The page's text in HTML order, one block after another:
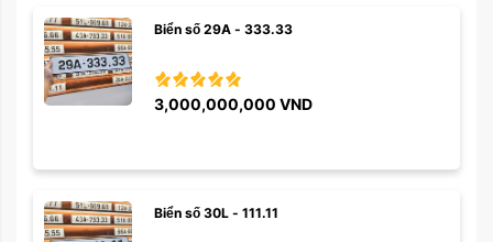
Biển số 29A - 333.33
3,000,000,000 VND
Biển số 30L - 111.11